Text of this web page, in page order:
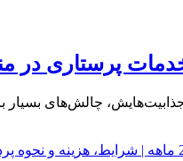
پرستاری در
چالش‌های بسیار